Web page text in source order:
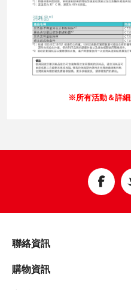
※所有活動＆詳
聯絡資訊
購物資訊